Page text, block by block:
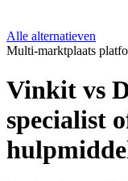
Alle alternatieven
Multi-marktplaats
Vinkit vs
specialist